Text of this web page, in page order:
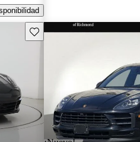
Guarda este Aviso